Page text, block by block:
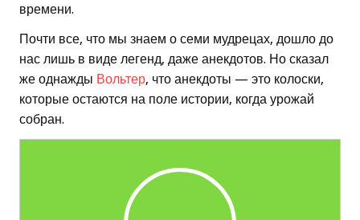
времени.
Почти все, что мы знаем о семи мудрецах, дошло до
нас лишь в виде легенд, даже анекдотов. Но сказал
же однажды Вольтер, что анекдоты — это колоски,
которые остаются на поле истории, когда урожай
собран.